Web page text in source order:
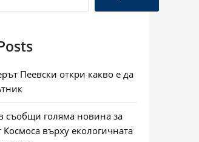
Пеевски откри какво е да
съобщи голяма новина за
Космоса върху екологичната